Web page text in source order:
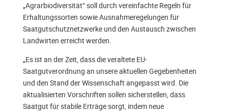
„Agrarbiodiversität“ soll durch vereinfachte Regeln für
Erhaltungssorten sowie Ausnahmeregelungen für
Saatgutschutznetzwerke und den Austausch zwischen
Landwirten erreicht werden.
„Es ist an der Zeit, dass die veraltete EU-
Saatgutverordnung an unsere aktuellen Gegebenheiten
und den Stand der Wissenschaft angepasst wird. Die
aktualisierten Vorschriften sollen sicherstellen, dass
Saatgut für stabile Erträge sorgt, indem neue